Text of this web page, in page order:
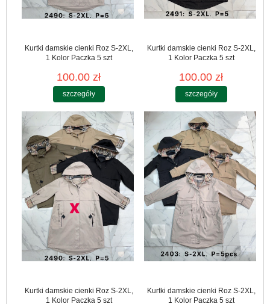
Kurtki damskie cienki Roz S-2XL,
1 Kolor Paczka 5 szt
100.00 zł
szczegóły
Kurtki damskie cienki Roz S-2XL,
1 Kolor Paczka 5 szt
100.00 zł
szczegóły
Kurtki damskie cienki Roz S-2XL,
1 Kolor Paczka 5 szt
Kurtki damskie cienki Roz S-2XL,
1 Kolor Paczka 5 szt